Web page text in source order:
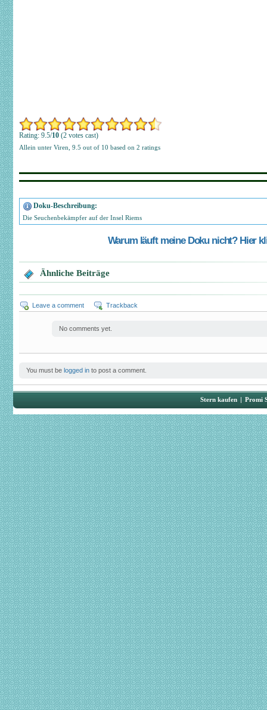
Rating: 9.5/10 (2 votes cast)
Allein unter Viren 9.5 out of 10 based on 2 ratings
Doku-Beschreibung:
Die Seuchenbekämpfer auf der Insel Riems
Warum läuft meine Doku nicht? Hier
Ähnliche Beiträge
Leave a comment Trackback
No comments yet.
You must be logged in to post a comment.
Stern kaufen | Promi